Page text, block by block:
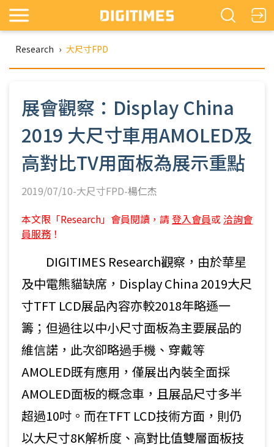
Research › 大尺寸FPD
展會觀察：Display China
2019 大尺寸車用AMOLED及
高對比TV用面板為展示重點
2019/07/10-大尺寸FPD-楊仁杰
本文限「Research」會員閱讀，請 登入會員或 洽詢會
員服務 ！
DIGITIMES Research觀察，由於華星
及中電熊貓缺席，Display China 2019大尺
寸TFT LCD展品內容亦較2018年略遜一
籌；但過往以中小尺寸面板為主要展品的
維信諾，此次卻略過手機、穿戴等
AMOLED既有應用，僅展出內裝全面採
AMOLED面板的概念車，且展品尺寸多半
超過10吋。而在TFT LCD技術方面，則仍
以大尺寸8K解析度、高對比值雙層面板技